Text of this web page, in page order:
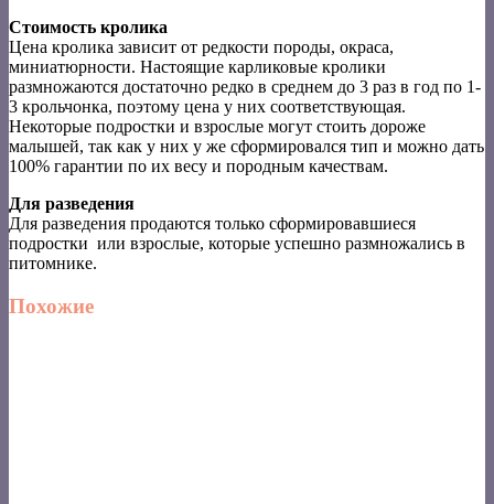
Стоимость кролика
Цена кролика зависит от редкости породы, окраса,
миниатюрности. Настоящие карликовые кролики
размножаются достаточно редко в среднем до 3 раз в год по 1-
3 крольчонка, поэтому цена у них соответствующая.
Некоторые подростки и взрослые могут стоить дороже
малышей, так как у них у же сформировался тип и можно дать
100% гарантии по их весу и породным качествам.
Для разведения
Для разведения продаются только сформировавшиеся
подростки или взрослые, которые успешно размножались в
питомнике.
Похожие